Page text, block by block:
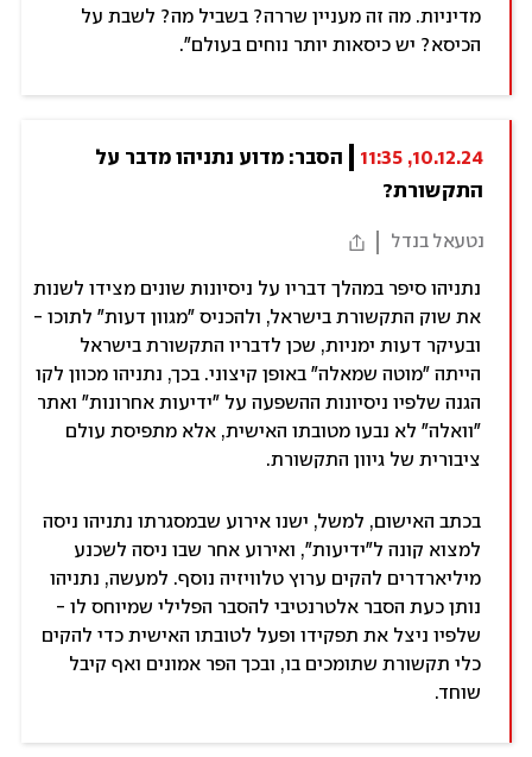
מדיניות. מה זה מעניין שררה? בשביל מה? לשבת על
הכיסא? יש כיסאות יותר נוחים בעולם".
10.12.24, 11:35
התקשורת?
נטעאל בנדל
נתניהו סיפר במהלך דבריו על ניסיונות שונים מצידו לשנות
את שוק התקשורת בישראל, ולהכניס "מגוון דעות" לתוכו -
ובעיקר דעות ימניות, שכן לדבריו התקשורת בישראל
הייתה "מוטה שמאלה" באופן קיצוני. בכך, נתניהו מכוון לקו
הגנה שלפיו ניסיונות ההשפעה על "ידיעות אחרונות" ואתר
"וואלה" לא נבעו מטובתו האישית, אלא מתפיסת עולם
ציבורית של גיוון התקשורת.
בכתב האישום, למשל, ישנו אירוע שבמסגרתו נתניהו ניסה
למצוא קונה ל"ידיעות", ואירוע אחר שבו ניסה לשכנע
מיליארדרים להקים ערוץ טלוויזיה נוסף. למעשה, נתניהו
נותן כעת הסבר אלטרנטיבי להסבר הפלילי שמיוחס לו -
שלפיו ניצל את תפקידו ופעל לטובתו האישית כדי להקים
כלי תקשורת שתומכים בו, ובכך הפר אמונים ואף קיבל
שוחד.